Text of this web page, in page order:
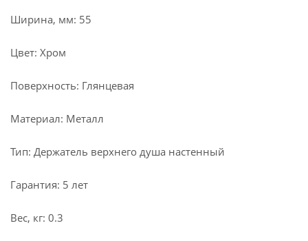
Ширина, мм: 55
Цвет: Хром
Поверхность: Глянцевая
Материал: Металл
Тип: Держатель верхнего душа настенный
Гарантия: 5 лет
Вес, кг: 0.3